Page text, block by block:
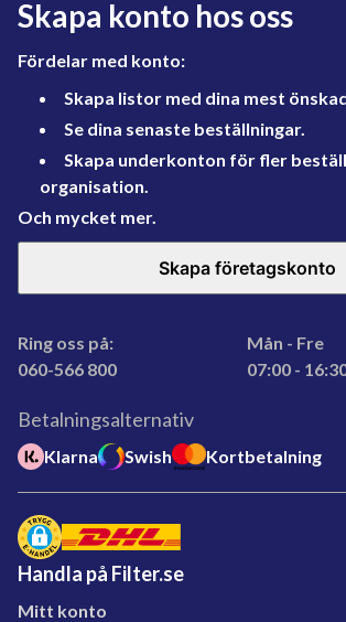
Skapa konto hos oss
Fördelar med konto:
Skapa listor med dina mest
Se dina senaste beställningar.
Skapa underkonton för fler
organisation.
Och mycket mer.
Skapa företagskonto
Ring oss på:
060-566 800
Mån - Fre
07:00 -
Betalningsalternativ
Klarna Swish Kortbetalning
Handla på Filter.se
Mitt konto